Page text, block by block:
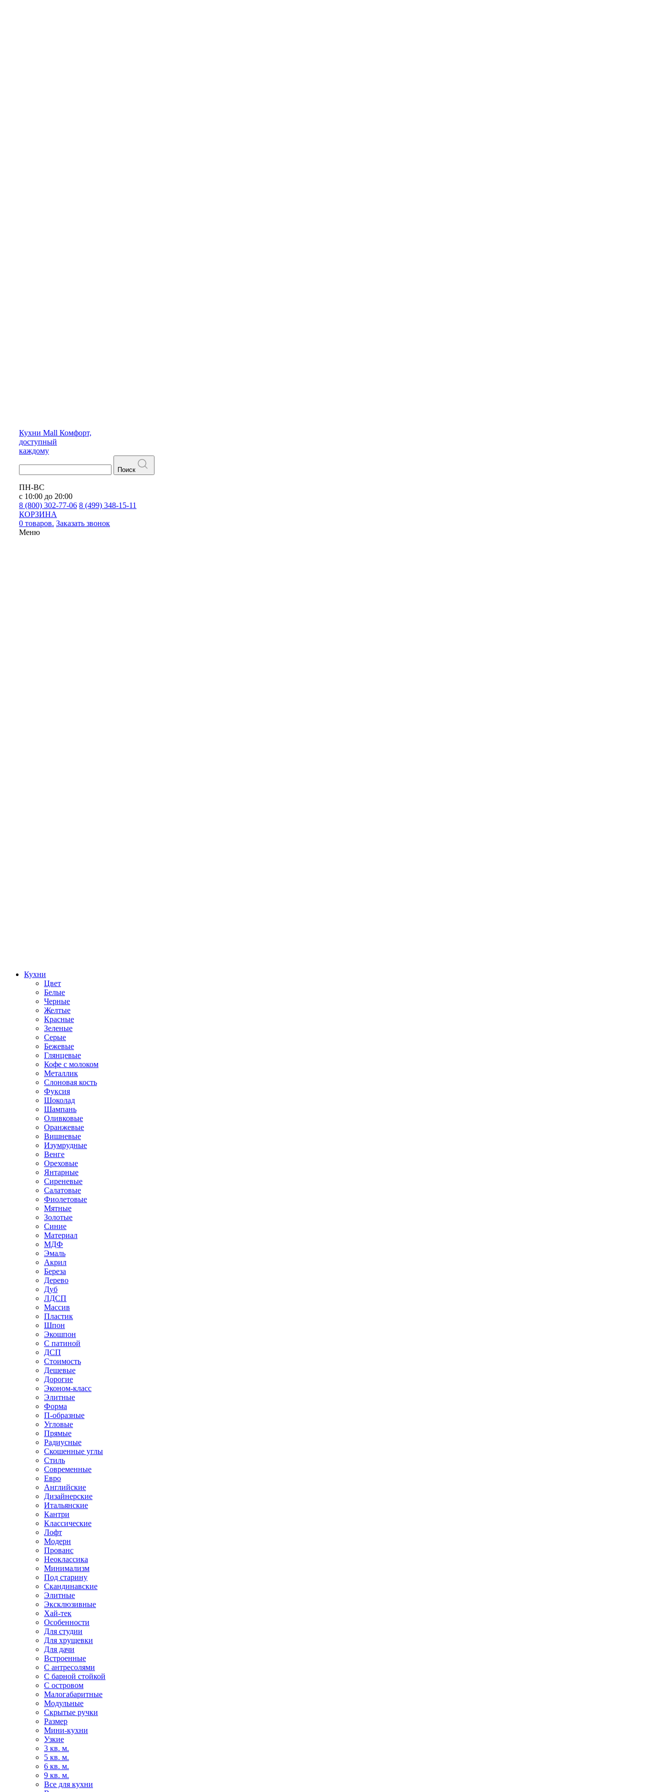
Кухни Mall Комфорт,
доступный
каждому
Поиск
ПН-ВС
с 10:00 до 20:00
8 (800) 302-77-06 8 (499) 348-15-11
КОРЗИНА
0 товаров. Заказать звонок
Меню
Кухни
Цвет
Белые
Черные
Желтые
Красные
Зеленые
Серые
Бежевые
Глянцевые
Кофе с молоком
Металлик
Слоновая кость
Фуксия
Шоколад
Шампань
Оливковые
Оранжевые
Вишневые
Изумрудные
Венге
Ореховые
Янтарные
Сиреневые
Салатовые
Фиолетовые
Мятные
Золотые
Синие
Материал
МДФ
Эмаль
Акрил
Береза
Дерево
Дуб
ЛДСП
Массив
Пластик
Шпон
Экошпон
С патиной
ДСП
Стоимость
Дешевые
Дорогие
Эконом-класс
Элитные
Форма
П-образные
Угловые
Прямые
Радиусные
Скошенные углы
Стиль
Современные
Евро
Английские
Дизайнерские
Итальянские
Кантри
Классические
Лофт
Модерн
Прованс
Неоклассика
Минимализм
Под старину
Скандинавские
Элитные
Эксклюзивные
Хай-тек
Особенности
Для студии
Для хрущевки
Для дачи
Встроенные
С антресолями
С барной стойкой
С островом
Малогабаритные
Модульные
Скрытые ручки
Размер
Мини-кухни
Узкие
3 кв. м.
5 кв. м.
6 кв. м.
9 кв. м.
Все для кухни